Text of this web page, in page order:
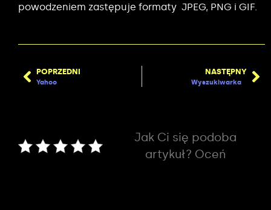
powodzeniem zastępuje formaty JPEG, PNG i GIF.
POPRZEDNI
Yahoo
NASTĘPNY
Wyszukiwarka
Jak Ci się podoba
artykuł? Oceń